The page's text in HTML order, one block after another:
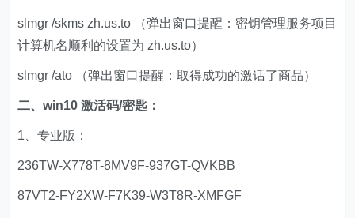
slmgr /skms zh.us.to （弹出窗口提醒：密钥管理服务项目
计算机名顺利的设置为 zh.us.to）
slmgr /ato （弹出窗口提醒：取得成功的激话了商品）
二、win10 激活码/密匙：
1、专业版：
236TW-X778T-8MV9F-937GT-QVKBB
87VT2-FY2XW-F7K39-W3T8R-XMFGF